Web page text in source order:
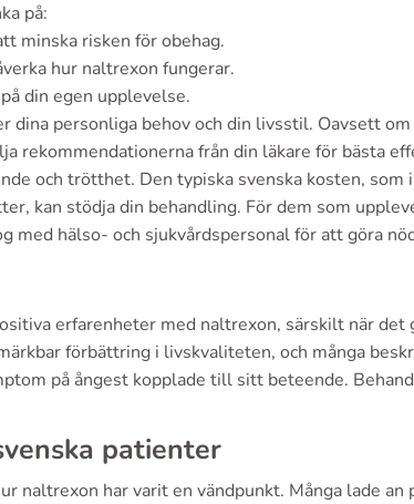
på:
minska risken för obehag.
hur naltrexon fungerar.
din egen upplevelse.
dina personliga behov och din livsstil. Oavsett
rekommendationerna från din läkare för bästa
och trötthet. Den typiska svenska kosten,
kan stödja din behandling. För dem som
med hälso- och sjukvårdspersonal för att göra
erfarenheter med naltrexon, särskilt när
förbättring i livskvaliteten, och många
på ångest kopplade till sitt beteende.
patienter
naltrexon har varit en vändpunkt. Många lade an